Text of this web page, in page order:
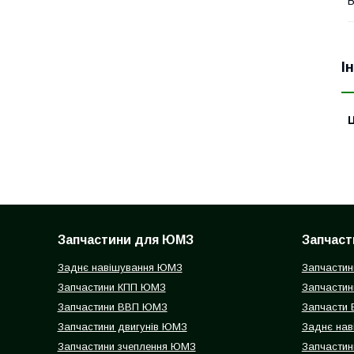
Запчастини для ЮМЗ
Заднє навішування ЮМЗ
Запчастини КПП ЮМЗ
Запчастини ВВП ЮМЗ
Запчастини двигунів ЮМЗ
Запчастини зчеплення ЮМЗ
Заднє